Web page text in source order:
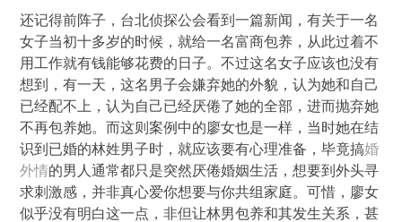
还记得前阵子，台北侦探公会看到一篇新闻，有关于一名
女子当初十多岁的时候，就给一名富商包养，从此过着不
用工作就有钱能够花费的日子。不过这名女子应该也没有
想到，有一天，这名男子会嫌弃她的外貌，认为她和自己
已经配不上，认为自己已经厌倦了她的全部，进而抛弃她
不再包养她。而这则案例中的廖女也是一样，当时她在结
识到已婚的林姓男子时，就应该要有心理准备，毕竟搞婚
外情的男人通常都只是突然厌倦婚姻生活，想要到外头寻
求刺激感，并非真心爱你想要与你共组家庭。可惜，廖女
似乎没有明白这一点，非但让林男包养和其发生关系，甚